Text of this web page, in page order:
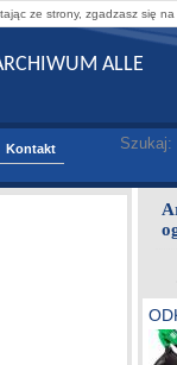
ze strony, zgadzasz się
ALLE
Kontakt Szukaj: